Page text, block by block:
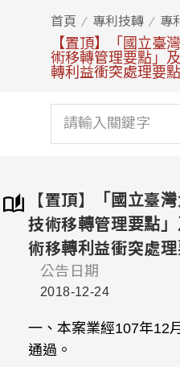
首頁 專利技轉 專
【置頂】「國立臺
術移轉管理要點」
轉利益衝突處理要
【置頂】「國立臺
技術移轉管理要點
術移轉利益衝突處
公告日期
2018-12-24
一、本案業經107年12
通過。